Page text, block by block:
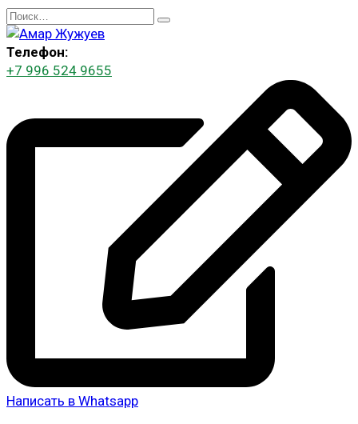
Перейти
к
содержанию
Search
for:
Телефон:
+7 996 524 9655
Написать в Whatsapp